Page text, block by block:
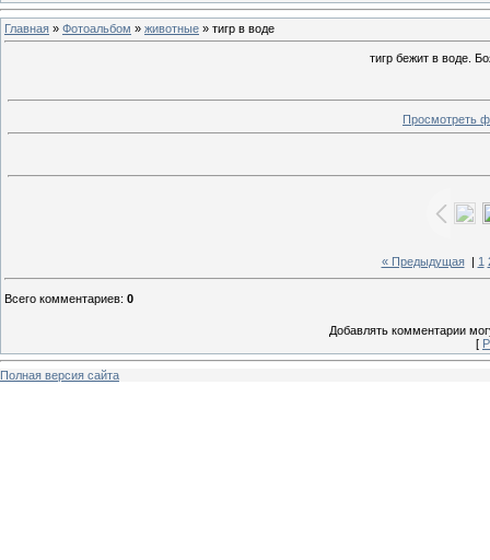
Главная » Фотоальбом » животные » тигр в воде
тигр бежит в воде.
Просмотреть
« Предыдущая| 1
Всего комментариев: 0
Добавлять комментарии
[
Полная версия сайта